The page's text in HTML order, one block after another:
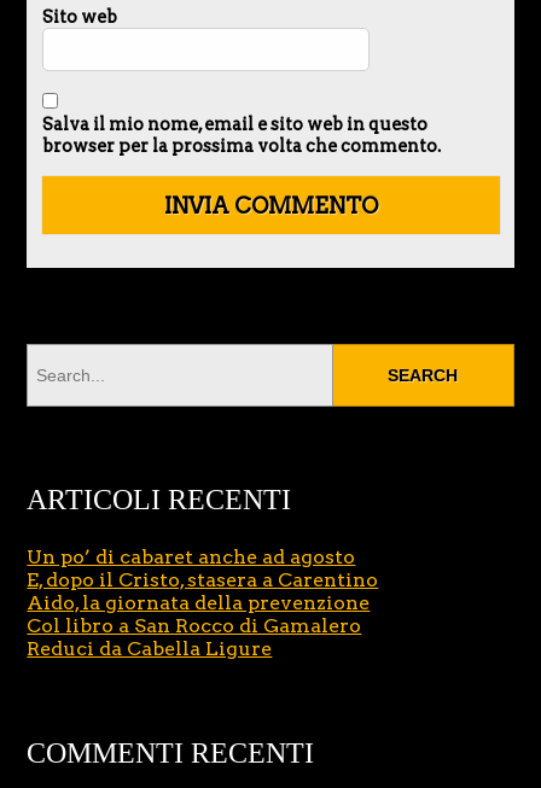
Sito web
Salva il mio nome, email e sito web in questo
browser per la prossima volta che commento.
ARTICOLI RECENTI
Un po’ di cabaret anche ad agosto
E, dopo il Cristo, stasera a Carentino
Aido, la giornata della prevenzione
Col libro a San Rocco di Gamalero
Reduci da Cabella Ligure
COMMENTI RECENTI